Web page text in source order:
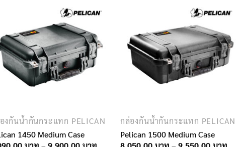
งกันน้ำกันกระแทก PELICAN
1450 Medium Case
กล่องกันน้ำกันกระแทก PELICAN
Pelican 1500 Medium Case
Price